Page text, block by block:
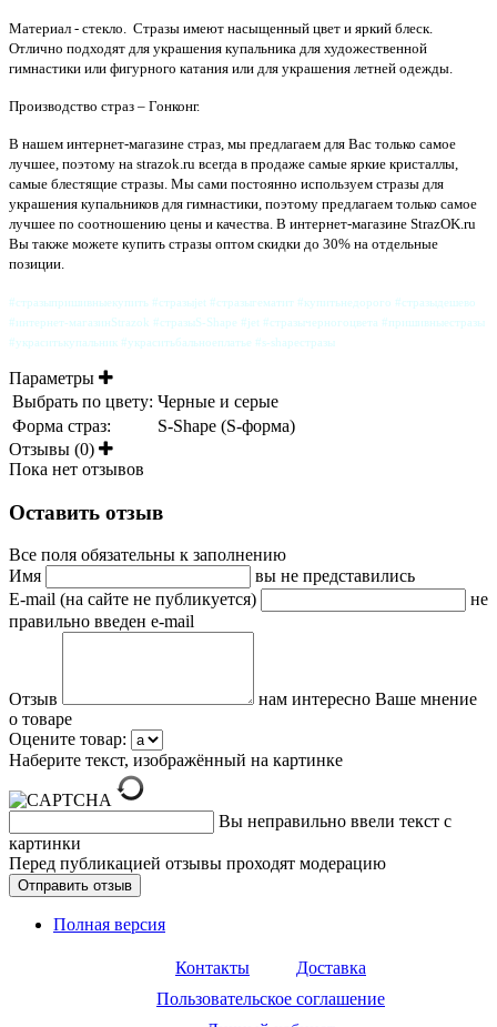
Материал - стекло. Стразы имеют насыщенный цвет и яркий блеск.
Отлично подходят для украшения купальника для художественной
гимнастики или фигурного катания или для украшения летней одежды.
Производство страз – Гонконг.
В нашем интернет-магазине страз, мы предлагаем для Вас только самое
лучшее, поэтому на strazok.ru всегда в продаже самые яркие кристаллы,
самые блестящие стразы. Мы сами постоянно используем стразы для
украшения купальников для гимнастики, поэтому предлагаем только самое
лучшее по соотношению цены и качества В интернет-магазине StrazOK.ru
Вы также можете купить стразы оптом скидки до 30% на отдельные
позиции.
#стразыпришивныекупить #стразыjet #стразыгематит #купитьнедорого #стразыдешево
#интернет-магазинStrazok #стразыS-Shape #jet #стразычерногоцвета #пришивныестразы
#украситькупальник #украситьбальноеплатье #s-shapeстразы
Параметры
Выбрать по цвету: Черные и серые
Форма страз:
S-Shape (S-форма)
Отзывы (0)
Пока нет отзывов
Оставить отзыв
Все поля обязательны к заполнению
Имя
вы не представились
E-mail (на сайте не публикуется)
не
правильно введен e-mail
Отзыв
нам интересно Ваше мнение
о товаре
Оцените товар:
Наберите текст, изображённый на картинке
Вы неправильно ввели текст с
картинки
Перед публикацией отзывы проходят модерацию
Полная версия
Контакты
Доставка
Пользовательское соглашение